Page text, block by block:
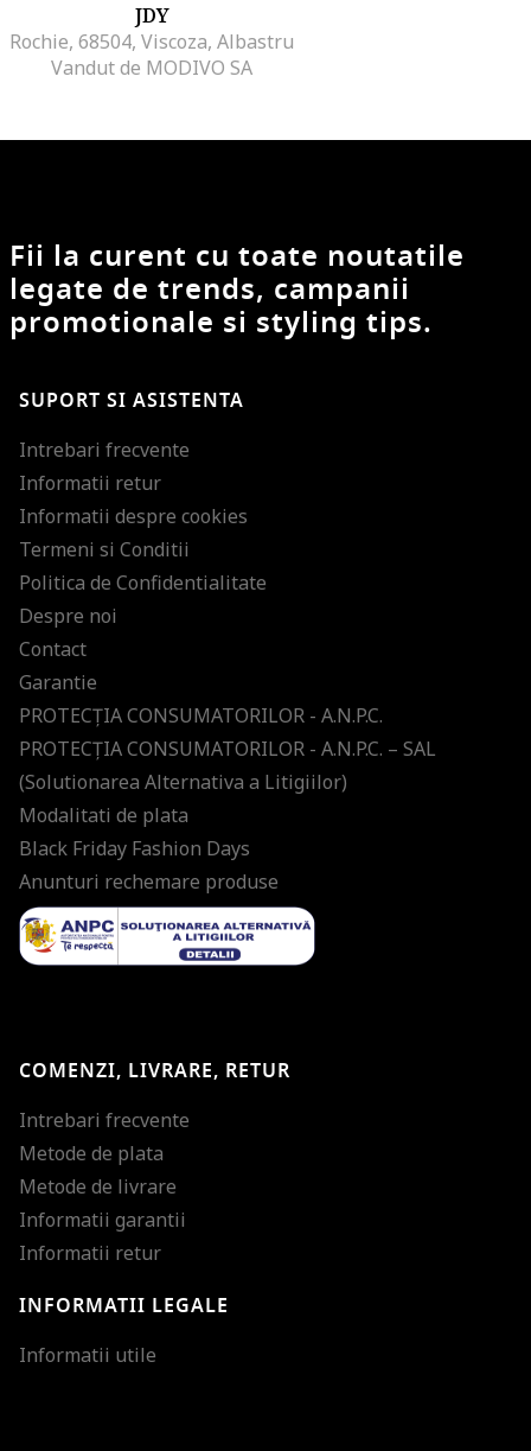
JDY
Rochie, 68504, Viscoza, Albastru
Vandut de MODIVO SA
Fii la curent cu toate noutatile
legate de trends, campanii
promotionale si styling tips.
SUPORT SI ASISTENTA
Intrebari frecvente
Informatii retur
Informatii despre cookies
Termeni si Conditii
Politica de Confidentialitate
Despre noi
Contact
Garantie
PROTECŢIA CONSUMATORILOR - A.N.P.C.
PROTECŢIA CONSUMATORILOR - A.N.P.C. – SAL
(Solutionarea Alternativa a Litigiilor)
Modalitati de plata
Black Friday Fashion Days
Anunturi rechemare produse
COMENZI, LIVRARE, RETUR
Intrebari frecvente
Metode de plata
Metode de livrare
Informatii garantii
Informatii retur
INFORMATII LEGALE
Informatii utile